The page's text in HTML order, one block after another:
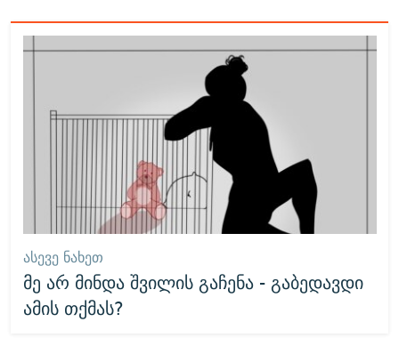
ᲐᲡᲔᲕᲔ ᲜᲐᲮᲔᲗ
მე არ მინდა შვილის გაჩენა - გაბედავდი
ამის თქმას?